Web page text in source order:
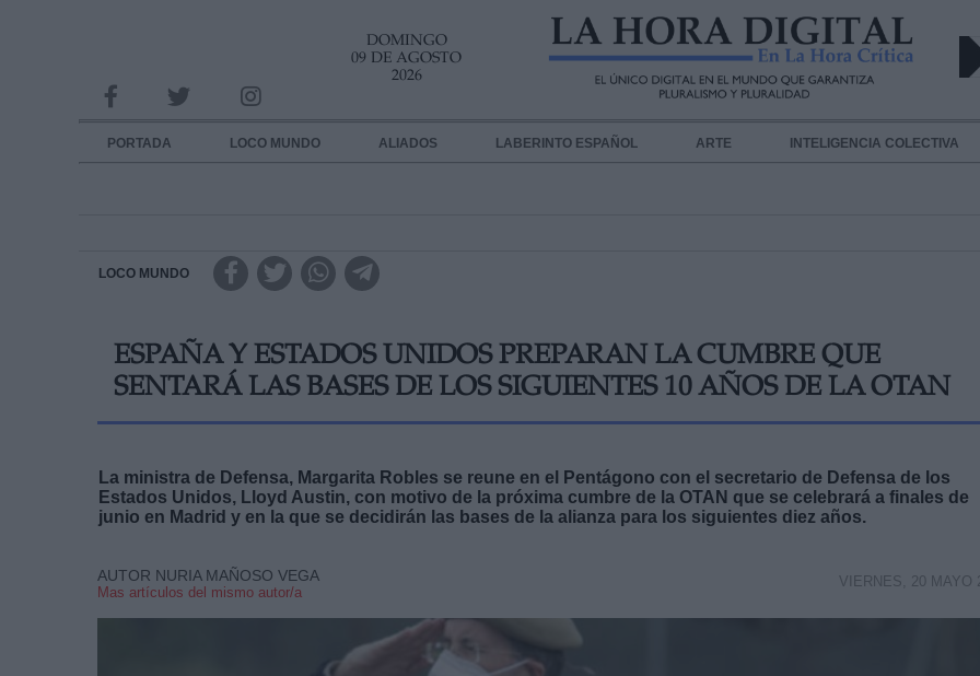
DOMINGO
09 DE AGOSTO
2026
PORTADA LOCO MUNDO ALIADOS LABERINTO ESPAÑOL ARTE INTELIGENCIA COLECTIVA
LOCO MUNDO
ESPAÑA Y ESTADOS UNIDOS PREPARAN LA CUMBRE QUE
SENTARÁ LAS BASES DE LOS SIGUIENTES 10 AÑOS DE LA OTAN
La ministra de Defensa, Margarita Robles se reune en el Pentágono con el secretario de Defensa de los
Estados Unidos, Lloyd Austin, con motivo de la próxima cumbre de la OTAN que se celebrará a finales de
junio en Madrid y en la que se decidirán las bases de la alianza para los siguientes diez años.
AUTOR NURIA MAÑOSO VEGA
Mas artículos del mismo autor/a
VIERNES, 20 MAYO
INFORMACION SOBRE LA PROTECCIÓN DE TUS DATOS
Responsable:
Destinatarios:
link
Información adicional
link